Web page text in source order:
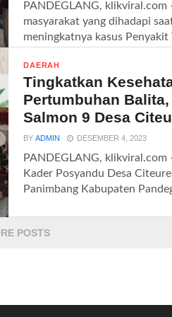
PANDEGLANG, klikviral.com
masyarakat yang dihadapi
meningkatnya kasus Penyakit
DAERAH
Tingkatkan
Pertumbuhan
Salmon 9 Desa
BYADMIN DESEMBER 4, 2023
PANDEGLANG, klikviral.com
Kader Posyandu Desa
Panimbang Kabupaten
POSTS